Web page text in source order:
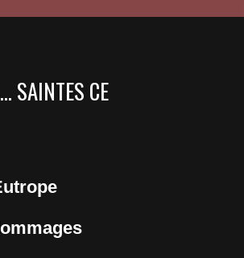
SAINTES CE